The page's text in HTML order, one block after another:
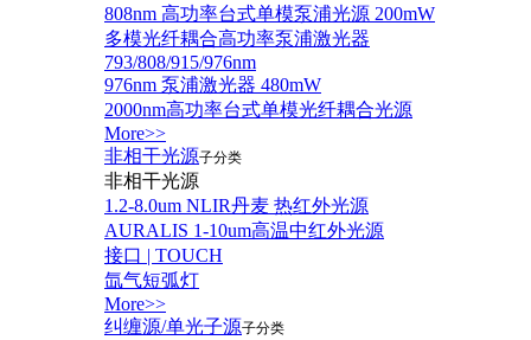
808nm 高功率台式单模泵浦光源 200mW
多模光纤耦合高功率泵浦激光器
793/808/915/976nm
976nm 泵浦激光器 480mW
2000nm高功率台式单模光纤耦合光源
More>>
非相干光源子分类
非相干光源
1.2-8.0um NLIR丹麦 热红外光源
AURALIS 1-10um高温中红外光源
接口 | TOUCH
氙气短弧灯
More>>
纠缠源/单光子源子分类